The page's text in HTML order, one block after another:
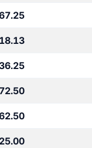
AED
AED
AED
AED
AED
AED